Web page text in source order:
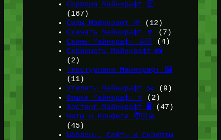
Сервера Майнкрафт 🛜
(167)
Сиды Майнкрафт 🌱
(12)
Скачать Майнкрафт 🔽
(7)
Скины Майнкрафт 🤹🏻
(4)
Скриншоты Майнкрафт 📸
(2)
Текстурпаки Майнкрафт 🖼️
(11)
Утилиты Майнкрафт ✂️ (9)
Фишки Майнкрафт ⭐(2)
Хостинг Майнкрафт 🖥️ (47)
Читы и Конфиги 🧑🏻‍💻
(45)
Шаблоны, Сайты и Скрипты